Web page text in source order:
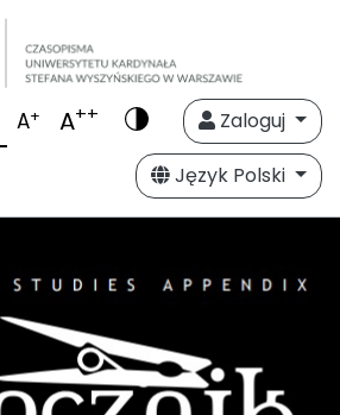
A+ A++
Zaloguj
Język Polski